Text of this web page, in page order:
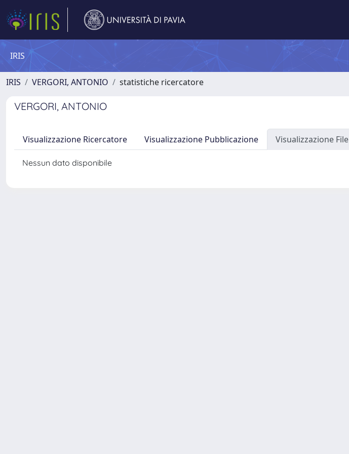
IRIS
IRIS VERGORI, ANTONIO statistiche ricercatore
VERGORI, ANTONIO
Visualizzazione Ricercatore Visualizzazione Pubblicazione Visualizzazione File
Nessun dato disponibile